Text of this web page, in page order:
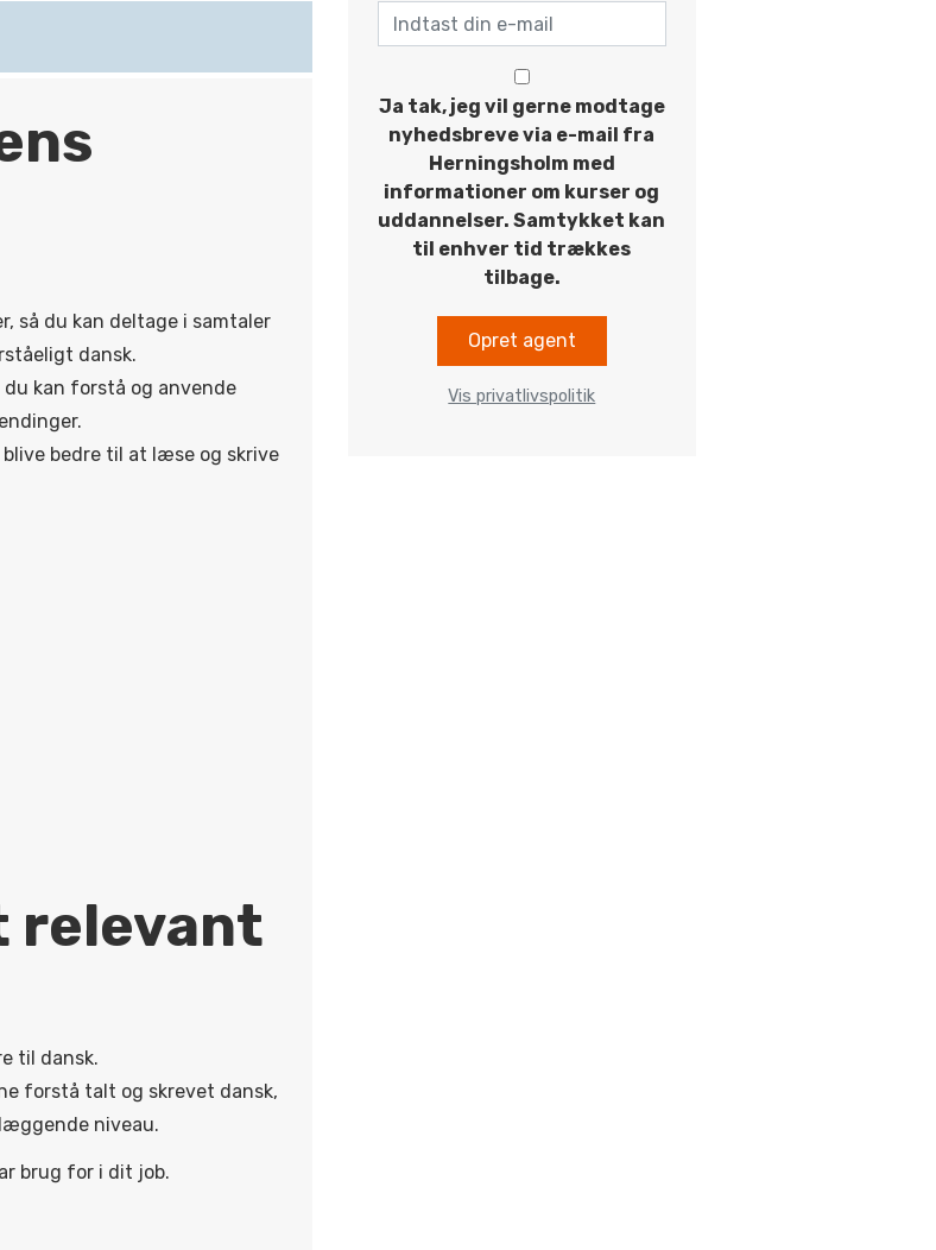
så du kan deltage i samtaler
dansk.
du kan forstå og anvende
bedre til at læse og skrive
relevant
til dansk.
forstå talt og skrevet dansk,
niveau.
brug for i dit job.
Ja tak, jeg vil gerne modtage
nyhedsbreve via e-mail fra
Herningsholm med
informationer om kurser og
uddannelser. Samtykket kan
til enhver tid trækkes
tilbage.
Opret agent
Vis privatlivspolitik